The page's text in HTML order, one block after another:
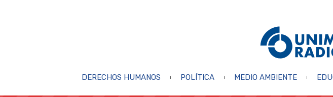
DERECHOS HUMANOS POLÍTICA MEDIO AMBIENTE